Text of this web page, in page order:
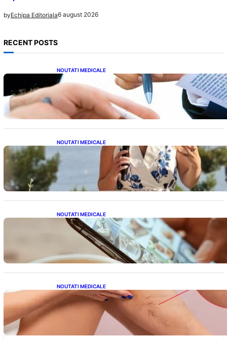
byEchipa Editoriala6 august 2026
RECENT POSTS
NOUTATI MEDICALE
Acordul României cu Banca Mondială: O
Analiză Detaliată a Împrumutului și
Condițiilor Impuse
NOUTATI MEDICALE
Nașterea prințesei Eugenie la Lisabona: O
alegere plină de semnificație pentru familia
regală britanică
NOUTATI MEDICALE
Revoluția Bateriilor pentru Telefoane:
Avantaje, Provocări și Viitorul Tehnologiei
Energetice
NOUTATI MEDICALE
Varicele și Umflarea Picioarelor pe Caniculă:
Înțelegerea Simptomelor și Măsurilor de
Prevenție